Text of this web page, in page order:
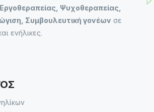
Ψυχοθεραπείας,
Συμβουλευτική γονέων σε
ενήλικες.